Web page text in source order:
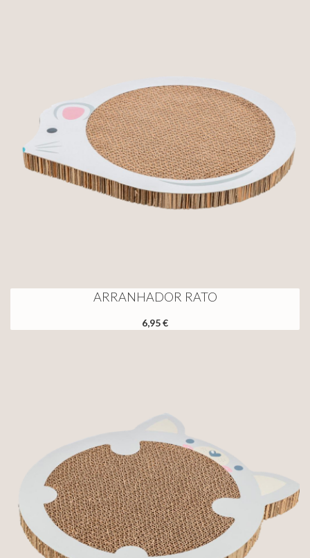
ARRANHADOR RATO
6,95 €